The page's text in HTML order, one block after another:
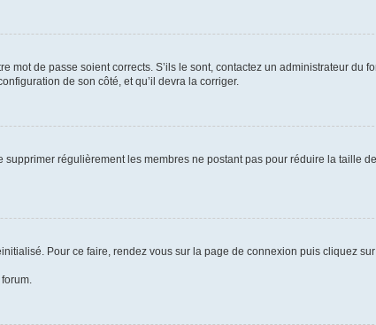
de passe soient corrects. S’ils le sont, contactez un administrateur du
de son côté, et qu’il devra la corriger.
supprimer régulièrement les membres ne postant pas pour réduire la taille
Pour ce faire, rendez vous sur la page de connexion puis cliquez sur